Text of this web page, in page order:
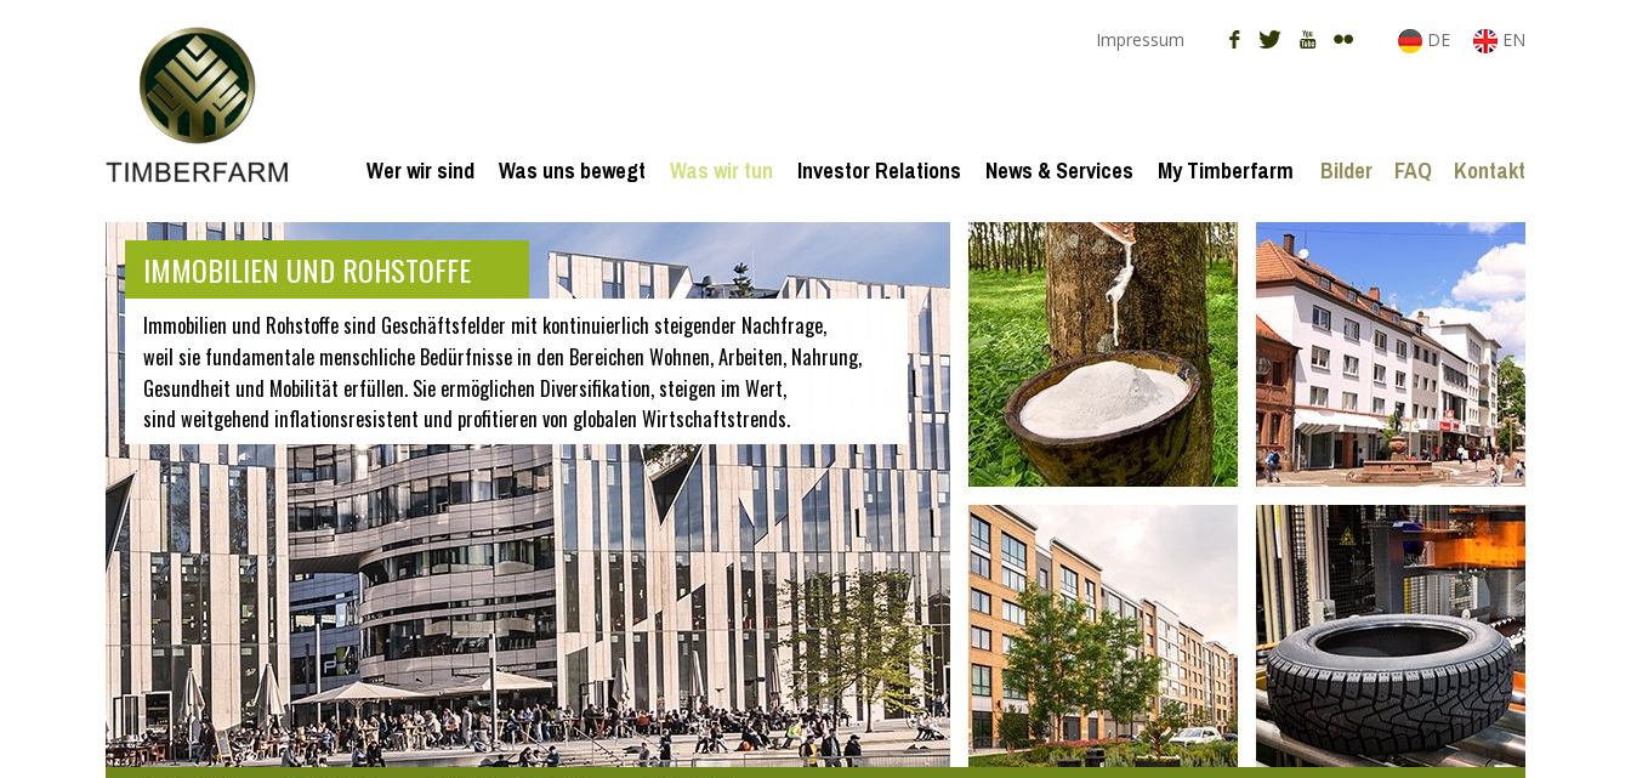
Impressum DE EN
Wer wir sind Was uns bewegt Was wir tun Investor Relations News & Services My Timberfarm Bilder FAQ Kontakt
IMMOBILIEN UND ROHSTOFFE
Immobilien und Rohstoffe sind Geschäftsfelder mit kontinuierlich steigender Nachfrage,
weil sie fundamentale menschliche Bedürfnisse in den Bereichen Wohnen, Arbeiten, Nahrung,
Gesundheit und Mobilität erfüllen. Sie ermöglichen Diversifikation, steigen im Wert,
sind weitgehend inflationsresistent und profitieren von globalen Wirtschaftstrends.